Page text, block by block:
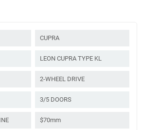
CUPRA
LEON CUPRA TYPE KL
2-WHEEL DRIVE
3/5 DOORS
$70mm